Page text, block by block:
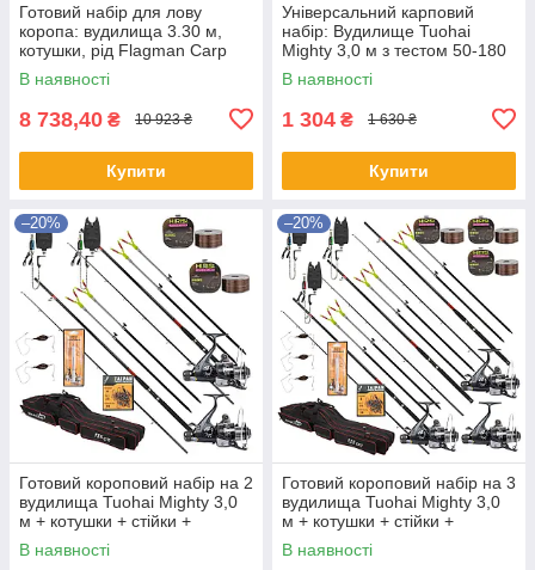
Готовий набір для лову
коропа: вудилища 3.30 м,
котушки, рід Flagman Carp
Pro
В наявності
8 738,40 ₴ 10 923 ₴
Купити
Універсальний карповий
набір: Вудилище Tuohai
Mighty 3,0 м з тестом 50-180
грам + котушка Hiboy + ліска
В наявності
1 304 ₴ 1 630 ₴
Купити
–20%
Готовий короповий набір на 2
вудилища Tuohai Mighty 3,0
м + котушки + стійки +
свінгери + сигналізатори +
ліска + чохол
В наявності
–20%
Готовий короповий набір на 3
вудилища Tuohai Mighty 3,0
м + котушки + стійки +
свінгери + сигналізатори +
ліска + чохол
В наявності